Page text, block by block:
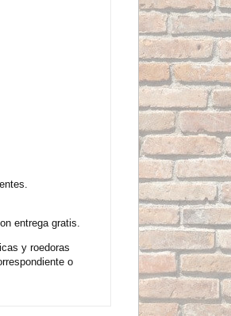
entrega gratis.
y roedoras
o